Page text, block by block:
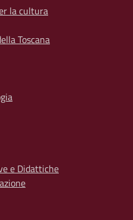
la cultura
Toscana
e Didattiche